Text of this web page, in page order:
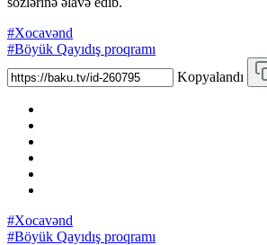
#Xocavənd
#Böyük Qayıdış proqramı
Kopyalandı
#Xocavənd
#Böyük Qayıdış proqramı